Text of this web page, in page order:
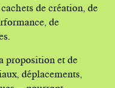
de création, de
de
proposition et de
déplacements,